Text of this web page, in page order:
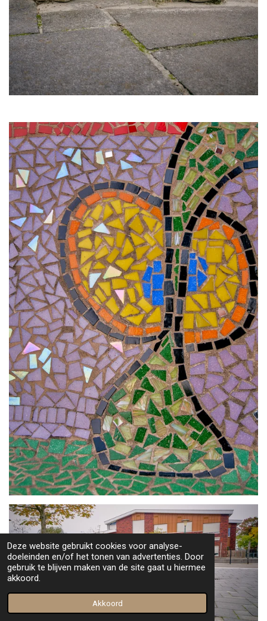
Deze website gebruikt cookies voor analyse-
doeleinden en/of het tonen van advertenties. Door
gebruik te blijven maken van de site gaat u hiermee
akkoord.
Akkoord